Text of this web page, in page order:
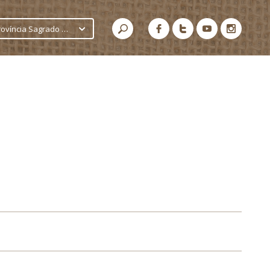
Província Sagrado Coração de Jesus